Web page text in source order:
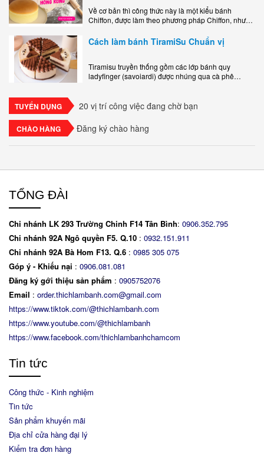
Về cơ bản thì công thức này là một kiểu bánh
Chiffon, được làm theo phương pháp Chiffon, nhưng
ngon, làm..
Cách làm bánh TiramiSu Chuẩn vị
Tiramisu truyền thống gồm các lớp bánh quy
ladyfinger (savoiardi) được nhúng qua cà phê
TUYỂN DỤNG 20 vị trí công việc đang chờ bạn
CHÀO HÀNG Đăng ký chào hàng
TỔNG ĐÀI
Chi nhánh LK 293 Trường Chinh F14 Tân Bình: 0906.352.795
Chi nhánh 92A Ngô quyền F5. Q.10 : 0932.151.911
Chi nhánh 92A Bà Hom F13. Q.6 : 0985 305 075
Góp ý - Khiếu nại : 0906.081.081
Đăng ký gới thiệu sản phẩm : 0905752076
Email : order.thichlambanh.com@gmail.com
https://www.tiktok.com/@thichlambanh.com
https://www.youtube.com/@thichlambanh
https://www.facebook.com/thichlambanhchamcom
Tin tức
Công thức - Kinh nghiệm
Tin tức
Sản phẩm khuyến mãi
Địa chỉ cửa hàng đại lý
Kiểm tra đơn hàng